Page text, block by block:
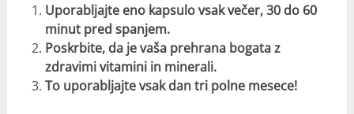
Uporabljajte eno kapsulo vsak večer, 30 do 60
minut pred spanjem.
Poskrbite, da je vaša prehrana bogata z
zdravimi vitamini in minerali.
To uporabljajte vsak dan tri polne mesece!